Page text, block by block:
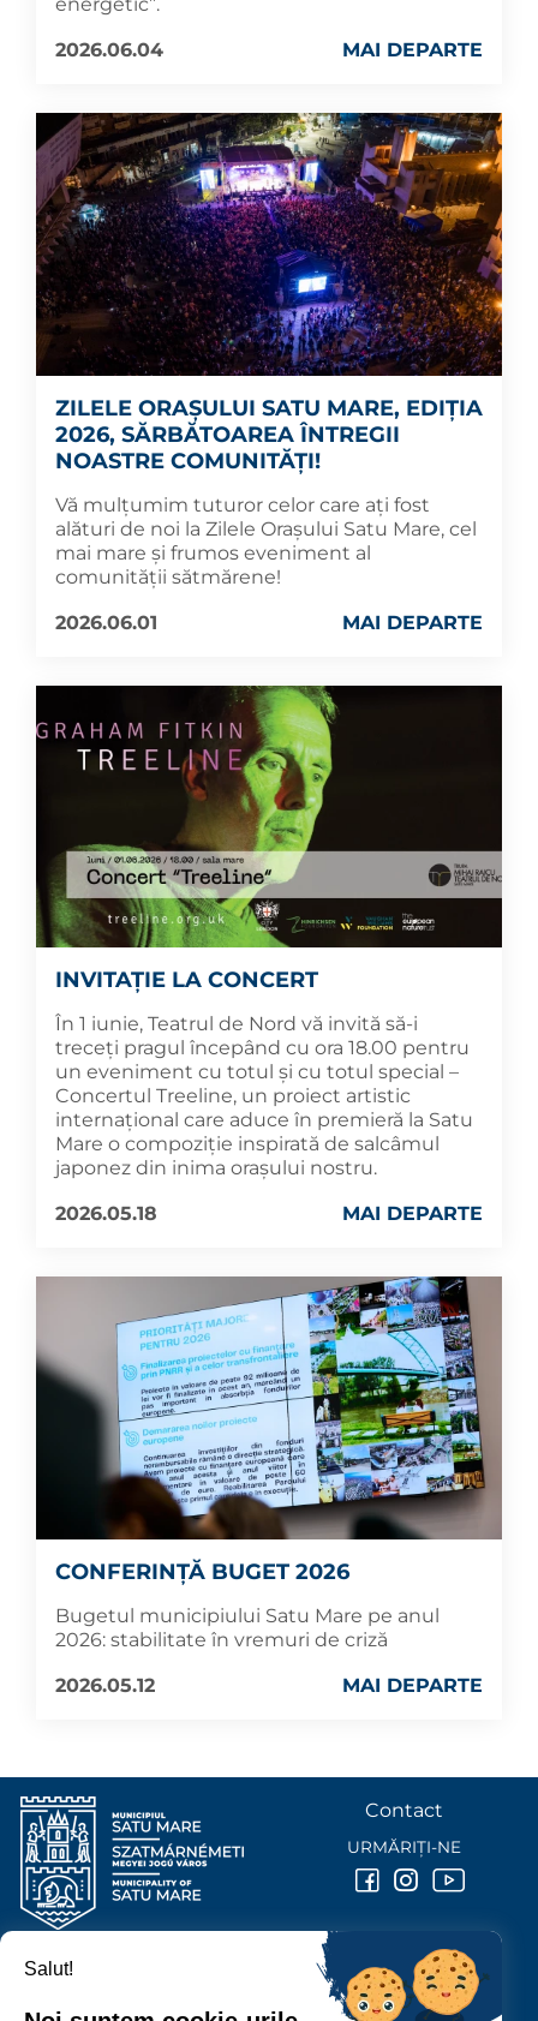
energetic’’.
2026.06.04
MAI DEPARTE
ZILELE ORAȘULUI SATU MARE, EDIȚIA
2026, SĂRBĂTOAREA ÎNTREGII
NOASTRE COMUNITĂȚI!
Vă mulțumim tuturor celor care ați fost
alături de noi la Zilele Orașului Satu Mare, cel
mai mare și frumos eveniment al
comunității sătmărene!
2026.06.01
MAI DEPARTE
INVITAȚIE LA CONCERT
În 1 iunie, Teatrul de Nord vă invită să-i
treceți pragul începând cu ora 18.00 pentru
un eveniment cu totul și cu totul special –
Concertul Treeline, un proiect artistic
internațional care aduce în premieră la Satu
Mare o compoziție inspirată de salcâmul
japonez din inima orașului nostru.
2026.05.18
MAI DEPARTE
CONFERINȚĂ BUGET 2026
Bugetul municipiului Satu Mare pe anul
2026: stabilitate în vremuri de criză
2026.05.12
MAI DEPARTE
PRIMĂRIA MUNICIPIULUI
Contact
URMĂRIȚI-NE
Salut!